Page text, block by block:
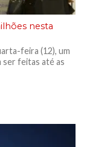
nesta
feira (12), um
ser feitas até as